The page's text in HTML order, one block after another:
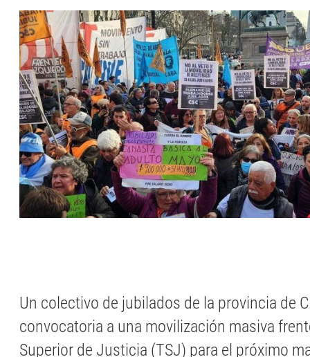
Un colectivo de jubilados de la provincia de
convocatoria a una movilización masiva
Superior de Justicia (TSJ) para el próximo